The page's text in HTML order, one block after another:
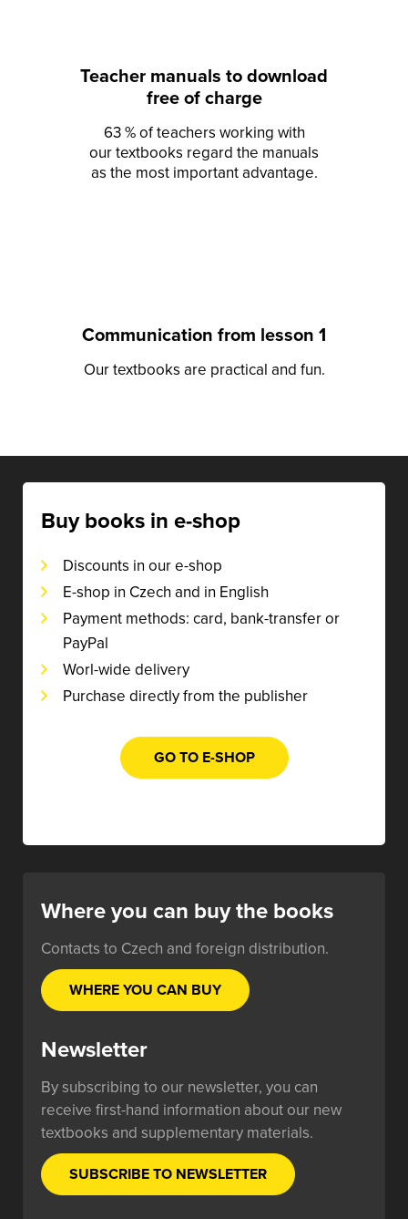
Teacher manuals to download
free of charge
63 % of teachers working with
our textbooks regard the manuals
as the most important advantage.
Communication from lesson 1
Our textbooks are practical and fun.
Buy books in e-shop
Discounts in our e-shop
E-shop in Czech and in English
Payment methods: card, bank-transfer or
PayPal
Worl-wide delivery
Purchase directly from the publisher
GO TO E-SHOP
Where you can buy the books
Contacts to Czech and foreign distribution.
WHERE YOU CAN BUY
Newsletter
By subscribing to our newsletter, you can
receive first-hand information about our new
textbooks and supplementary materials.
SUBSCRIBE TO NEWSLETTER